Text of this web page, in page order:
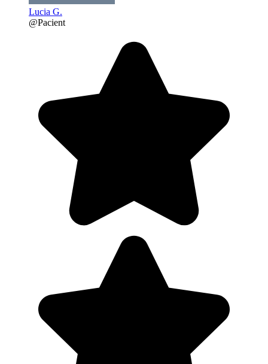
Lucia G.
@Pacient